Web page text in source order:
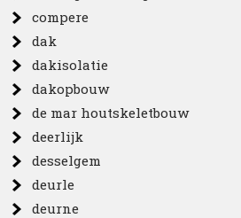
compere
dak
dakisolatie
dakopbouw
de mar houtskeletbouw
deerlijk
desselgem
deurle
deurne